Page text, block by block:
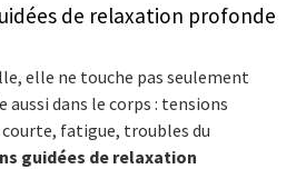
de relaxation profonde
elle ne touche pas seulement
aussi dans le corps : tensions
fatigue, troubles du
guidées de relaxation